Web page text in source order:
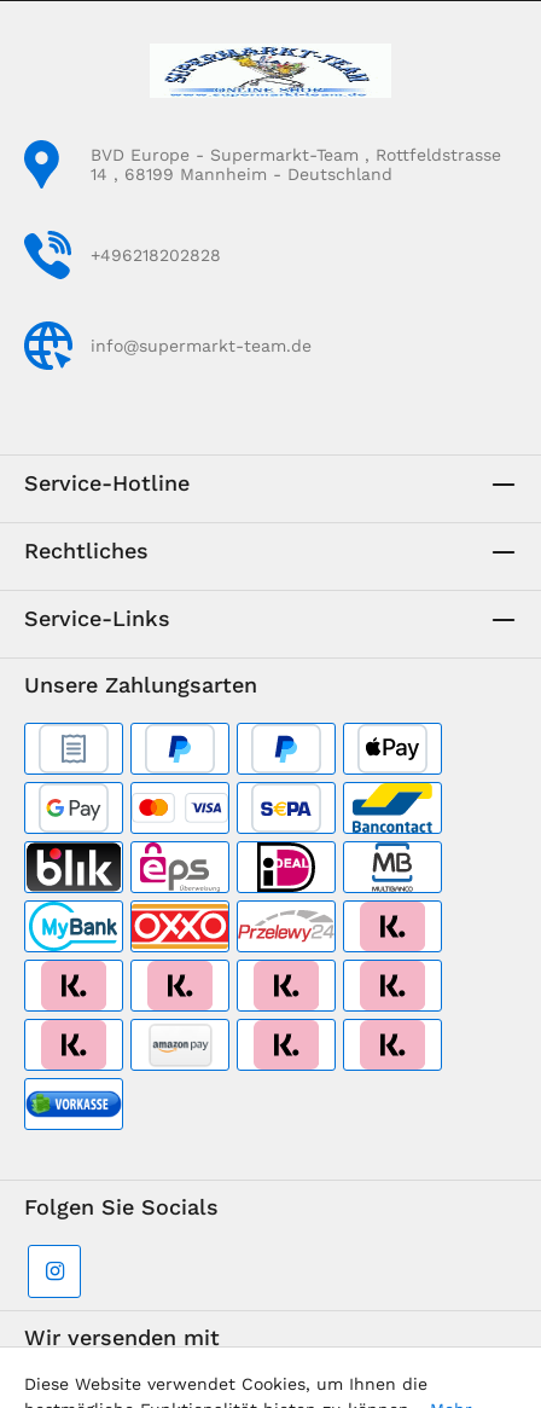
BVD Europe - Supermarkt-Team , Rottfeldstrasse
14 , 68199 Mannheim - Deutschland
+496218202828
info@supermarkt-team.de
Service-Hotline
Rechtliches
Service-Links
Unsere Zahlungsarten
Folgen Sie Socials
Wir versenden mit
Diese Website verwendet Cookies, um Ihnen die